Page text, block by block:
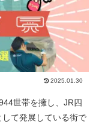
2025.01.30
世帯を擁し、JR四
て発展している街で